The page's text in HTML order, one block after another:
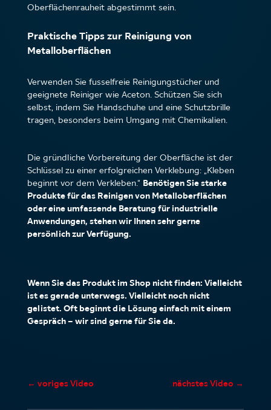
Oberflächenrauheit abgestimmt sein.
Praktische Tipps zur Reinigung von
Metalloberflächen
Verwenden Sie fusselfreie Reinigungstücher und
geeignete Reiniger wie Aceton. Schützen Sie sich
selbst, indem Sie Handschuhe und eine Schutzbrille
tragen, besonders beim Umgang mit Chemikalien.
Die gründliche Vorbereitung der Oberfläche ist der
Schlüssel zu einer erfolgreichen Verklebung: „Kleben
beginnt vor dem Verkleben.“ Benötigen Sie starke
Produkte für das Reinigen von Metalloberflächen
oder eine umfassende Beratung für industrielle
Anwendungen, stehen wir Ihnen sehr gerne
persönlich zur Verfügung.
Wenn Sie das Produkt im Shop nicht finden: Vielleicht
ist es gerade unterwegs. Vielleicht noch nicht
gelistet. Oft beginnt die Lösung einfach mit einem
Gespräch – wir sind gerne für Sie da.
← voriges Video nächstes Video →